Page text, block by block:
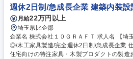
週休2日制/急成長企業 建築内装設
月給22万円以上
埼玉県比企郡
企業名 株式会社１０ＧＲＡＦＴ 求人名 【埼玉/特注家具製造】未経験歓迎
◎/木工家具製造/完全週休2日制/急成長企業 仕事の内容 オフィスや店舗、
住宅向けの特注家具・木製プロダクトの製造